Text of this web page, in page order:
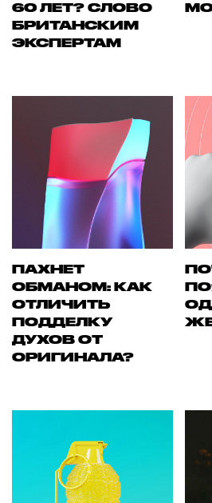
60 ЛЕТ? СЛОВО
БРИТАНСКИМ
ЭКСПЕРТАМ
ПАХНЕТ
ОБМАНОМ: КАК
ОТЛИЧИТЬ
ПОДДЕЛКУ
ДУХОВ ОТ
ОРИГИНАЛА?
ЖЕ